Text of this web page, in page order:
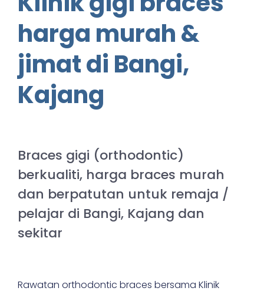
harga murah &
jimat di Bangi,
Kajang
Braces gigi (orthodontic)
berkualiti, harga braces murah
dan berpatutan untuk remaja /
pelajar di Bangi, Kajang dan
sekitar
Rawatan orthodontic braces bersama Klinik